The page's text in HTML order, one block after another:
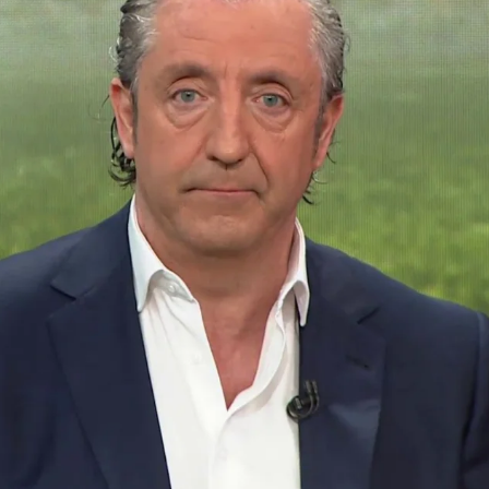
WhatsappFacebook
X